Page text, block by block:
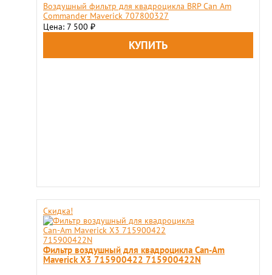
Воздушный фильтр для квадроцикла BRP Can Am
Commander Maverick 707800327
Цена: 7 500 ₽
Скидка!
Фильтр воздушный для квадроцикла Can-Am
Maverick X3 715900422 715900422N